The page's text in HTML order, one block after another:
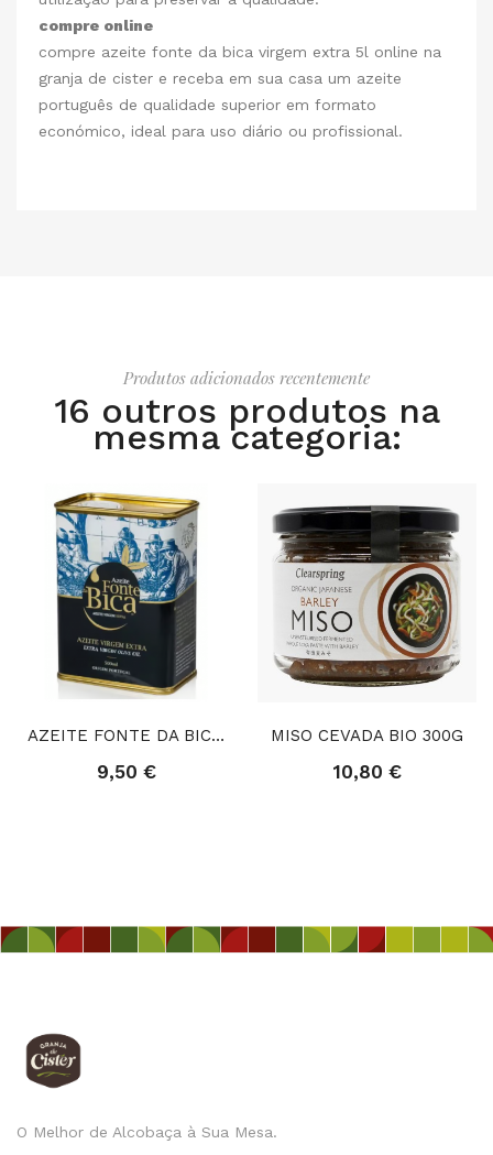
compre online
compre azeite fonte da bica virgem extra 5l online na
granja de cister e receba em sua casa um azeite
português de qualidade superior em formato
económico, ideal para uso diário ou profissional.
Produtos adicionados recentemente
16 outros produtos na
mesma categoria:
AZEITE FONTE DA BICA VIRGEM EXTRA - LATA (500ml)
9,50 €
MISO CEVADA BIO 300G
10,80 €
O Melhor de Alcobaça à Sua Mesa.